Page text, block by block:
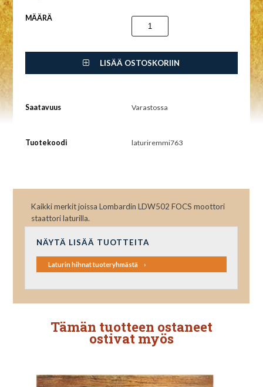
MÄÄRÄ
LISÄÄ OSTOSKORIIN
Saatavuus Varastossa
Tuotekoodi laturiremmi763
Kaikki merkit joissa Lombardin LDW502 FOCS moottori
staattori laturilla.
NÄYTÄ LISÄÄ TUOTTEITA
Laturin hihnat tuoteryhmästä
Tämän tuotteen ostaneet
ostivat myös